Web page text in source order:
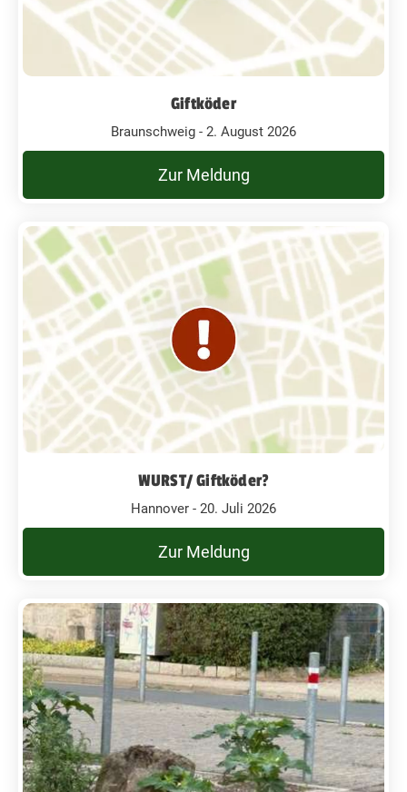
Giftköder
Braunschweig - 2. August 2026
Zur Meldung
WURST/ Giftköder?
Hannover - 20. Juli 2026
Zur Meldung